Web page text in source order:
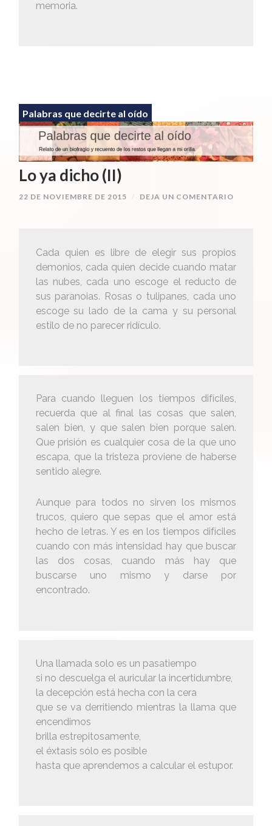
memoria.
Palabras que decirte al oído
Lo ya dicho (II)
22 DE NOVIEMBRE DE 2015 / DEJA UN COMENTARIO
Cada quien es libre de elegir sus propios
demonios, cada quien decide cuando matar
las nubes, cada uno escoge el reducto de
sus paranoias. Rosas o tulipanes, cada uno
escoge su lado de la cama y su personal
estilo de no parecer ridículo.
Para cuando lleguen los tiempos difíciles,
recuerda que al final las cosas que salen,
salen bien, y que salen bien porque salen.
Que prisión es cualquier cosa de la que uno
escapa, que la tristeza proviene de haberse
sentido alegre.
Aunque para todos no sirven los mismos
trucos, quiero que sepas que el amor está
hecho de letras. Y es en los tiempos difíciles
cuando con más intensidad hay que buscar
las dos cosas, cuando más hay que
buscarse uno mismo y darse por
encontrado.
Una llamada solo es un pasatiempo
si no descuelga el auricular la incertidumbre,
la decepción está hecha con la cera
que se va derritiendo mientras la llama que
encendimos
brilla estrepitosamente,
el éxtasis sólo es posible
hasta que aprendemos a calcular el estupor.